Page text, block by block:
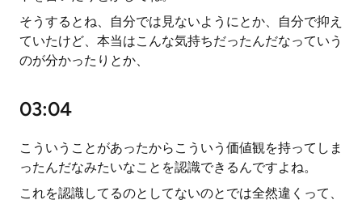
そうするとね、自分では見ないようにとか、自分で抑え
ていたけど、本当はこんな気持ちだったんだなっていう
のが分かったりとか、
03:04
こういうことがあったからこういう価値観を持ってしま
ったんだなみたいなことを認識できるんですよね。
これを認識してるのとしてないのとでは全然違くって、